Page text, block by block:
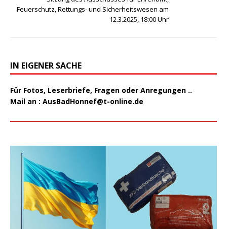
Feuerschutz, Rettungs- und Sicherheitswesen am
12.3.2025, 18:00 Uhr
IN EIGENER SACHE
Für Fotos, Leserbriefe, Fragen oder Anregungen ..
Mail an : AusBadHonnef@t-online.de